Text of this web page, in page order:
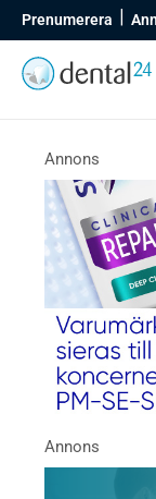
Prenumerera